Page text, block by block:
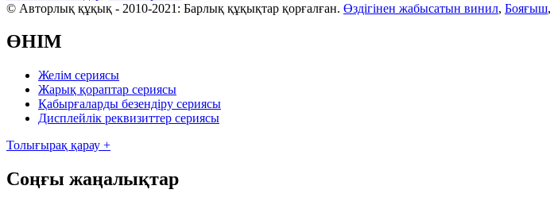
© Авторлық құқық - 2010-2021: Барлық құқықтар қорғалған. Өздігінен жабысатын винил, Бояғыш,
ӨНІМ
Желім сериясы
Жарық қораптар сериясы
Қабырғаларды безендіру сериясы
Дисплейлік реквизиттер сериясы
Толығырақ қарау +
Соңғы жаңалықтар